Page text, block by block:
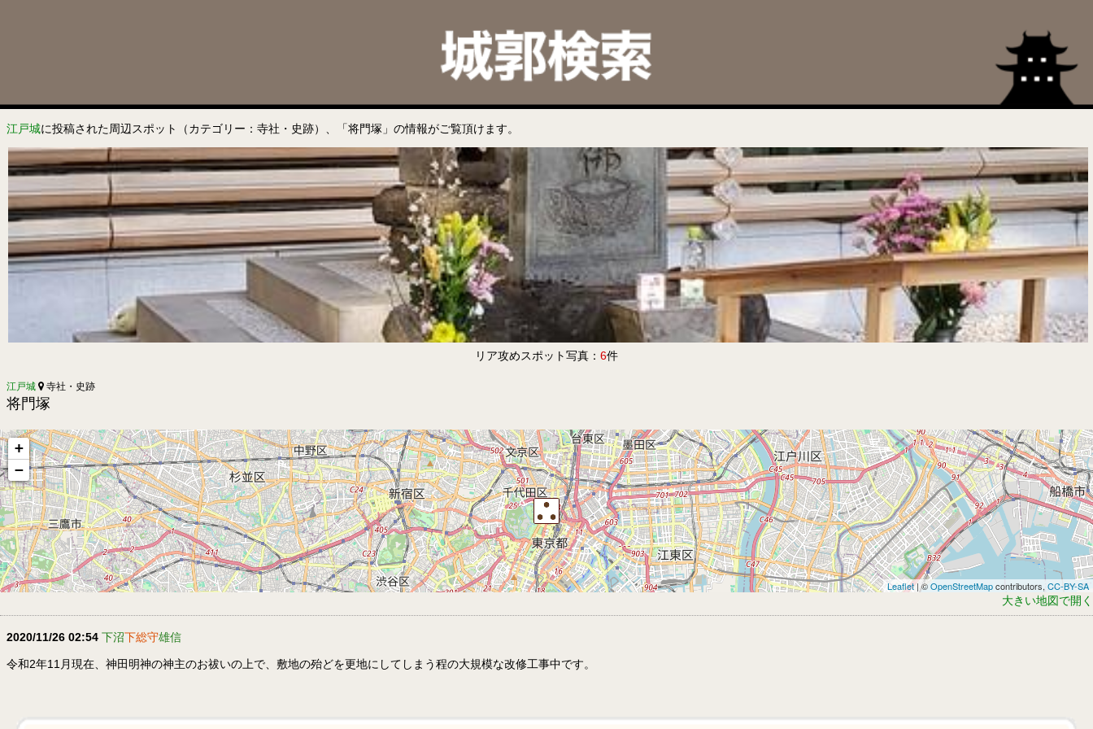
江戸城に投稿された周辺スポット（カテゴリー：寺社・史跡）、「将門塚」の情報がご覧頂けます。
リア攻めスポット写真： 6件
江戸城 寺社・史跡
将門塚
+
−
Leaflet| ©OpenStreetMapcontributors,CC-BY-SA
大きい地図で開く
2020/11/26 02:54 下沼下総守雄信
令和2年11月現在、神田明神の神主のお祓いの上で、敷地の殆どを更地にしてしまう程の大規模な改修工事中です。